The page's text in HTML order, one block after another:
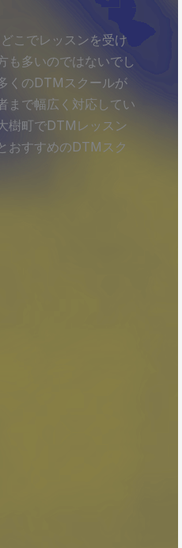
こでレッスンを受け
も多いのではないでし
くのDTMスクールが
まで幅広く対応してい
樹町でDTMレッスン
おすすめのDTMスク